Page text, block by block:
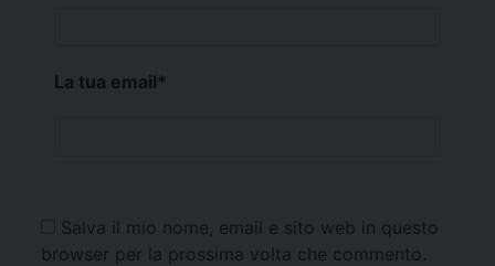
La tua email*
Salva il mio nome, email e sito web in questo
browser per la prossima volta che commento.